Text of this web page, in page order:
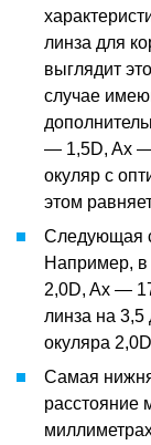
линза для
выглядит
случае
— 1,5D, Ax —
окуляр с
этом
Следующая
Например, в
2,0D, Ax —
линза на 3,5
окуляра
Самая
расстояние